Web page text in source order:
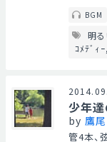
BGM
明
ｺﾒﾃﾞｨｰ
少年
by 鷹
管4本、